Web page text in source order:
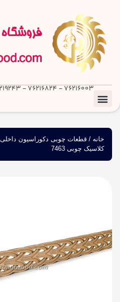
76216003 - 76216824 - 76219243 - 76219235
خانه / قطعات چوبی دکوراسیون داخلی
کلاسیک چوبی 7463